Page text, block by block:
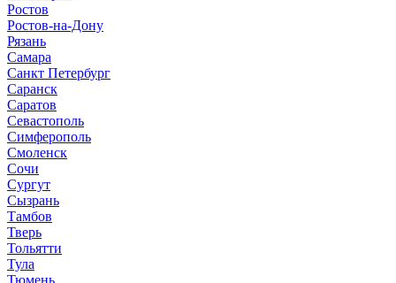
Ростов
Ростов-на-Дону
Рязань
Самара
Санкт Петербург
Саранск
Саратов
Севастополь
Симферополь
Смоленск
Сочи
Сургут
Сызрань
Тамбов
Тверь
Тольятти
Тула
Тюмень